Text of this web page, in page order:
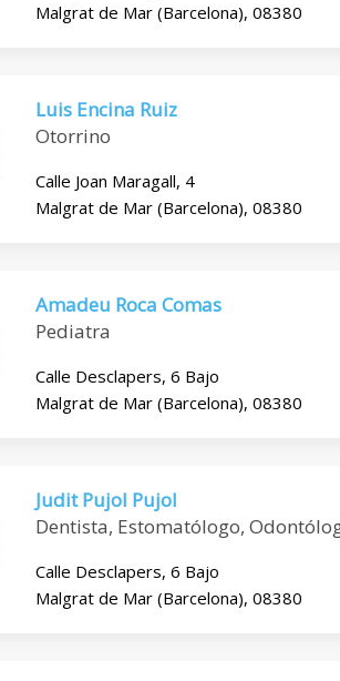
Malgrat de Mar (Barcelona), 08380
Luis Encina Ruiz
Otorrino
Calle Joan Maragall, 4
Malgrat de Mar (Barcelona), 08380
Amadeu Roca Comas
Pediatra
Calle Desclapers, 6 Bajo
Malgrat de Mar (Barcelona), 08380
Judit Pujol Pujol
Dentista, Estomatólogo,
Calle Desclapers, 6 Bajo
Malgrat de Mar (Barcelona), 08380